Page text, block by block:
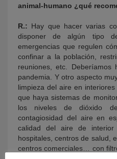
animal-humano ¿qué
R.: Hay que hacer varias
disponer de algún tipo
emergencias que regulen
confinar a la población,
reuniones, etc.
pandemia. Y otro aspecto
limpieza del aire en
que haya sistemas de
los niveles de dióxido
contagiosidad del aire en
calidad del aire de
hospitales, centros de salud,
centros comerciales… con